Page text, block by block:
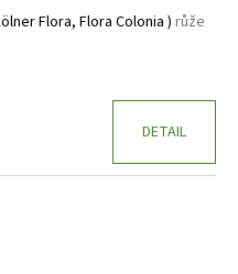
Flora, Flora Colonia )růže
DETAIL